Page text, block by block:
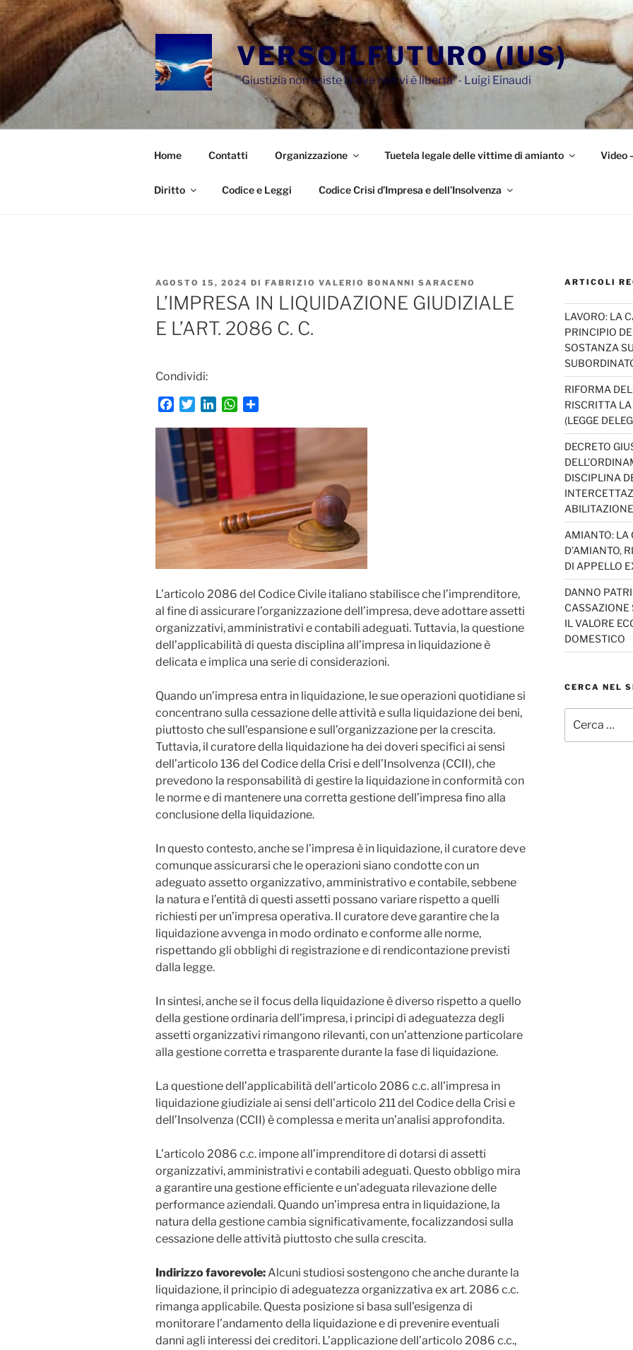
Salta
al
contenuto
VERSOILFUTURO (IUS)
"Giustizia non esiste là ove non vi è libertà"- Luigi Einaudi
Home Contatti Organizzazione Tuetela legale delle vittime di amianto Video
Diritto Codice e Leggi Codice Crisi d’Impresa e dell’Insolvenza
PUBBLICATO
IL
AGOSTO 15, 2024 DI FABRIZIO VALERIO BONANNI SARACENO
L’IMPRESA IN LIQUIDAZIONE GIUDIZIALE
E L’ART. 2086 C. C.
Condividi:
c
e
b
o
o
k
t
t
e
r
I
n
W
p
p
n
d
i
d
i
L’articolo 2086 del Codice Civile italiano stabilisce che l’imprenditore,
al fine di assicurare l’organizzazione dell’impresa, deve adottare assetti
organizzativi, amministrativi e contabili adeguati. Tuttavia, la questione
dell’applicabilità di questa disciplina all’impresa in liquidazione è
delicata e implica una serie di considerazioni.
Quando un’impresa entra in liquidazione, le sue operazioni quotidiane si
concentrano sulla cessazione delle attività e sulla liquidazione dei beni,
piuttosto che sull’espansione e sull’organizzazione per la crescita.
Tuttavia, il curatore della liquidazione ha dei doveri specifici ai sensi
dell’articolo 136 del Codice della Crisi e dell’Insolvenza (CCII), che
prevedono la responsabilità di gestire la liquidazione in conformità con
le norme e di mantenere una corretta gestione dell’impresa fino alla
conclusione della liquidazione.
In questo contesto, anche se l’impresa è in liquidazione, il curatore deve
comunque assicurarsi che le operazioni siano condotte con un
adeguato assetto organizzativo, amministrativo e contabile, sebbene
la natura e l’entità di questi assetti possano variare rispetto a quelli
richiesti per un’impresa operativa. Il curatore deve garantire che la
liquidazione avvenga in modo ordinato e conforme alle norme,
rispettando gli obblighi di registrazione e di rendicontazione previsti
dalla legge.
In sintesi, anche se il focus della liquidazione è diverso rispetto a quello
della gestione ordinaria dell’impresa, i principi di adeguatezza degli
assetti organizzativi rimangono rilevanti, con un’attenzione particolare
alla gestione corretta e trasparente durante la fase di liquidazione.
La questione dell’applicabilità dell’articolo 2086 c.c. all’impresa in
liquidazione giudiziale ai sensi dell’articolo 211 del Codice della Crisi e
dell’Insolvenza (CCII) è complessa e merita un’analisi approfondita.
L’articolo 2086 c.c. impone all’imprenditore di dotarsi di assetti
organizzativi, amministrativi e contabili adeguati. Questo obbligo mira
a garantire una gestione efficiente e un’adeguata rilevazione delle
performance aziendali. Quando un’impresa entra in liquidazione, la
natura della gestione cambia significativamente, focalizzandosi sulla
cessazione delle attività piuttosto che sulla crescita.
Indirizzo favorevole:Alcuni studiosi sostengono che anche durante la
liquidazione, il principio di adeguatezza organizzativa ex art. 2086 c.c.
rimanga applicabile. Questa posizione si basa sull’esigenza di
monitorare l’andamento della liquidazione e di prevenire eventuali
danni agli interessi dei creditori. L’applicazione dell’articolo 2086 c.c.,
ARTICOLI
LAVORO: LA
PRINCIPIO
SOSTANZA
RIFORMA
RISCRITTA LA
(LEGGE
DECRETO
DISCIPLINA
AMIANTO: LA
D’AMIANTO,
DI APPELLO
DANNO
CASSAZIONE
IL VALORE
DOMESTICO
CERCA NEL